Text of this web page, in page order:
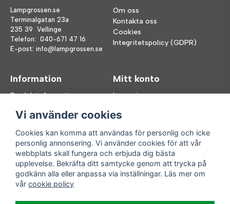
Lampgrossen.se
Terminalgatan 23a
235 39 Vellinge
Telefon: 040-671 47 16
E-post: info@lampgrossen.se
Om oss
Kontakta oss
Cookies
Integritetspolicy (GDPR)
Information
Produktinformation
FAQ
Mitt konto
Logga in
Glömt lösenord?
Följ oss
Facebook
Instagram
Handla enkelt
Enkla leveranser
Vi använder cookies
Cookies kan komma att användas för personlig och icke
personlig annonsering. Vi använder cookies för att vår
webbplats skall fungera och erbjuda dig bästa
upplevelse. Bekräfta ditt samtycke genom att trycka på
godkänn alla eller anpassa via inställningar. Läs mer om
vår cookie policy